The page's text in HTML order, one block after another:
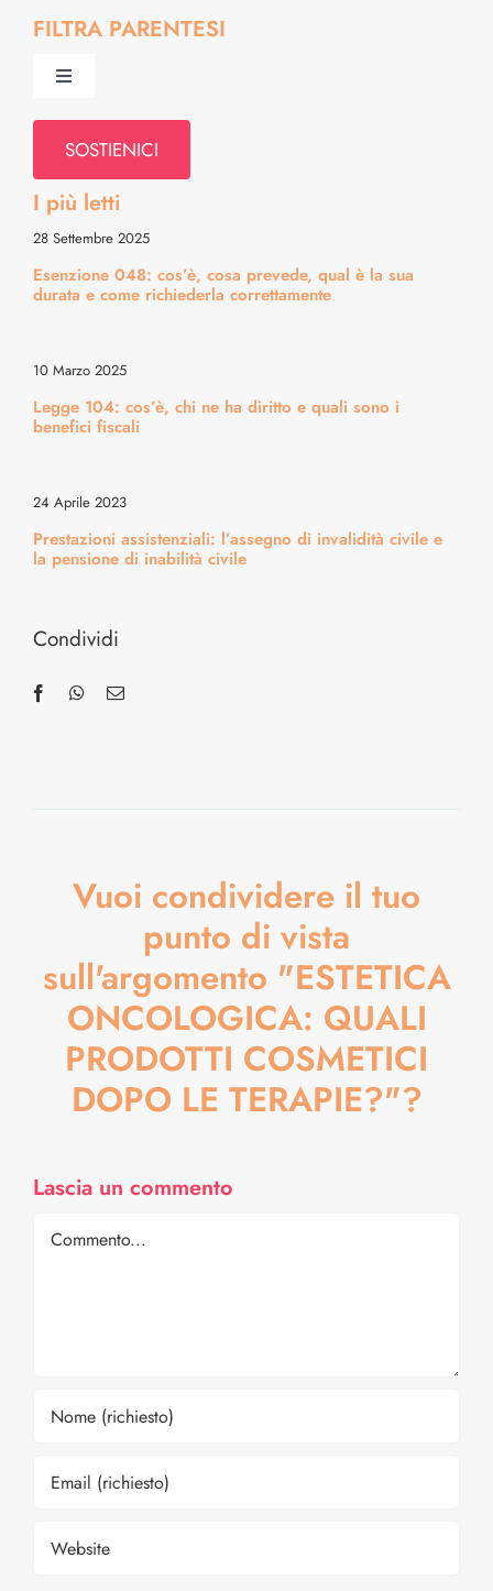
FILTRA PARENTESI
Toggle
Diritti & Info Pratiche
Alimentazione & Ricette
Cura del Corpo & Benessere
Energia & Movimento
Medicina & Dintorni
SOSTIENICI
I più letti
28 Settembre 2025
Esenzione 048: cos’è, cosa prevede, qual è la sua
durata e come richiederla correttamente
10 Marzo 2025
Legge 104: cos’è, chi ne ha diritto e quali sono i
benefici fiscali
24 Aprile 2023
Prestazioni assistenziali: l’assegno di invalidità civile e
la pensione di inabilità civile
Condividi
Vuoi condividere il tuo
punto di vista
sull'argomento "ESTETICA
ONCOLOGICA: QUALI
PRODOTTI COSMETICI
DOPO LE TERAPIE?"?
Lascia un commento
Comment